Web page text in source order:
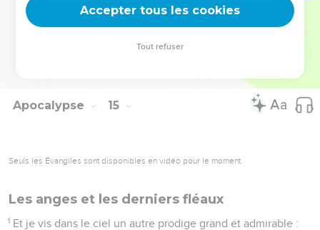
la terre, et jeta la vendange dans la grande cuve de la colère
de Dieu.
Et la cuve fut foulée hors de la ville ; et il sortit de la cuve
Apocalypse 15
Seuls les Évangiles sont disponibles en vidéo pour le moment.
Les anges et les derniers fléaux
1 Et je vis dans le ciel un autre prodige grand et admirable :
Accepter tous les cookies
Tout refuser